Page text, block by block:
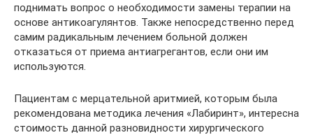
поднимать вопрос о необходимости замены терапии на
основе антикоагулянтов. Также непосредственно перед
самим радикальным лечением больной должен
отказаться от приема антиагрегантов, если они им
используются.
Пациентам с мерцательной аритмией, которым была
рекомендована методика лечения «Лабиринт», интересна
стоимость данной разновидности хирургического